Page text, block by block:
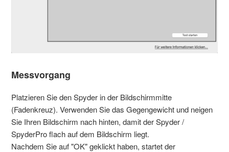
Messvorgang
Platzieren Sie den Spyder in der Bildschirmmitte
(Fadenkreuz). Verwenden Sie das Gegengewicht und neigen
Sie Ihren Bildschirm nach hinten, damit der Spyder /
SpyderPro flach auf dem Bildschirm liegt.
Nachdem Sie auf "OK" geklickt haben, startet der